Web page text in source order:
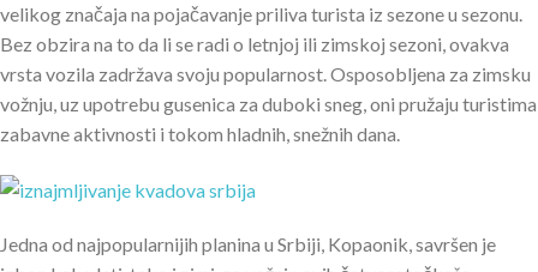
velikog značaja na pojačavanje priliva turista iz sezone u sezonu.
Bez obzira na to da li se radi o letnjoj ili zimskoj sezoni, ovakva
vrsta vozila zadržava svoju popularnost. Osposobljena za zimsku
vožnju, uz upotrebu gusenica za duboki sneg, oni pružaju turistima
zabavne aktivnosti i tokom hladnih, snežnih dana.
Jedna od najpopularnijih planina u Srbiji, Kopaonik, savršen je